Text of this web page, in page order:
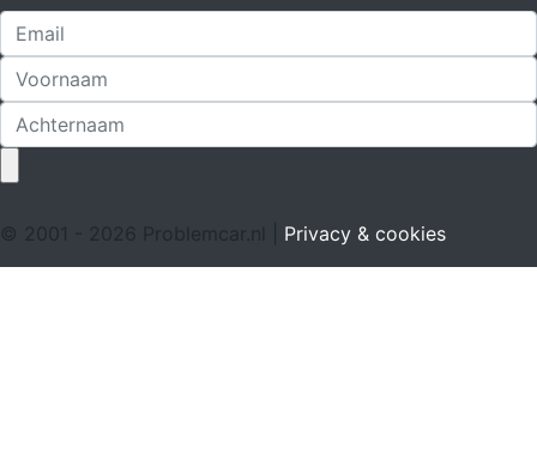
© 2001 - 2026 Problemcar.nl | Privacy & cookies